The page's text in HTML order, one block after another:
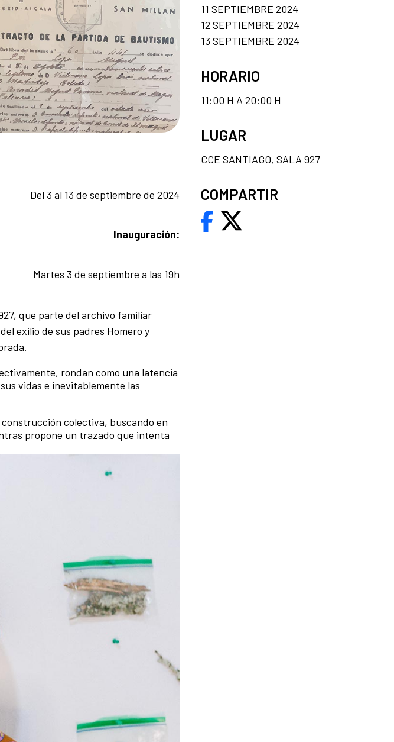
Del 3 al 13 de septiembre de 2024
Inauguración:
Martes 3 de septiembre a las 19h
que parte del archivo familiar
exilio de sus padres Homero y
rondan como una latencia
vidas e inevitablemente las
colectiva, buscando en
propone un trazado que intenta
11 SEPTIEMBRE 2024
12 SEPTIEMBRE 2024
13 SEPTIEMBRE 2024
HORARIO
11:00 H A 20:00 H
LUGAR
CCE SANTIAGO, SALA 927
COMPARTIR